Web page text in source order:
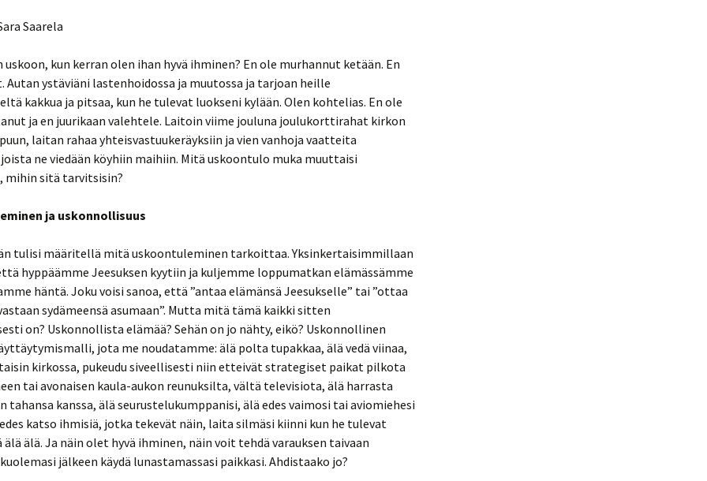
– William
& ihminen
käännös
(n.
1546)
luvut
luvut 5-
luvut 8-
kirjasta
ja
ja
C. S. Lewis: Ihmeet –
C. Stephen Evans:
Kätkeytynyt Jumala
Carl Trueman: The Rise
and Triumph of the
Modern Self
viisaus
John Lennox:
Tähtäimessä Jumala.
Miksi uusateistit osuvat
harhaan?
Jonathan Haidt:
Ahdistunut sukupolvi
Kirjaesittely: Neljä
näkemystä helvetistä
Michael Behe: Darwin
Devolves – The New
Scientific Evidence About
Saarela
uskoon, kun kerran olen ihan hyvä ihminen? En ole murhannut ketään. En
Autan ystäviäni lastenhoidossa ja muutossa ja tarjoan heille
kakkua ja pitsaa, kun he tulevat luokseni kylään. Olen kohtelias. En ole
ja en juurikaan valehtele. Laitoin viime jouluna joulukorttirahat kirkon
laitan rahaa yhteisvastuukeräyksiin ja vien vanhoja vaatteita
ne viedään köyhiin maihiin. Mitä uskoontulo muka muuttaisi
mihin sitä tarvitsisin?
ja uskonnollisuus
tulisi määritellä mitä uskoontuleminen tarkoittaa. Yksinkertaisimmillaan
hyppäämme Jeesuksen kyytiin ja kuljemme loppumatkan elämässämme
häntä. Joku voisi sanoa, että ”antaa elämänsä Jeesukselle” tai ”ottaa
sydämeensä asumaan”. Mutta mitä tämä kaikki sitten
on? Uskonnollista elämää? Sehän on jo nähty, eikö? Uskonnollinen
jota me noudatamme: älä polta tupakkaa, älä vedä viinaa,
kirkossa, pukeudu siveellisesti niin etteivät strategiset paikat pilkota
tai avonaisen kaula-aukon reunuksilta, vältä televisiota, älä harrasta
tahansa kanssa, älä seurustelukumppanisi, älä edes vaimosi tai aviomiehesi
edes katso ihmisiä, jotka tekevät näin, laita silmäsi kiinni kun he tulevat
älä älä. Ja näin olet hyvä ihminen, näin voit tehdä varauksen taivaan
jälkeen käydä lunastamassasi paikkasi. Ahdistaako jo?